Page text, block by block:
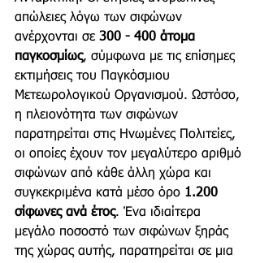
απώλειες λόγω των σιφώνων
ανέρχονται σε 300 - 400 άτομα
παγκοσμίως, σύμφωνα με τις επίσημες
εκτιμήσεις του Παγκόσμιου
Μετεωρολογικού Οργανισμού. Ωστόσο,
η πλειονότητα των σιφώνων
παρατηρείται στις Ηνωμένες Πολιτείες,
οι οποίες έχουν τον μεγαλύτερο αριθμό
σιφώνων από κάθε άλλη χώρα και
συγκεκριμένα κατά μέσο όρο 1.200
σίφωνες ανά έτος. Ένα ιδιαίτερα
μεγάλο ποσοστό των σιφώνων ξηράς
της χώρας αυτής, παρατηρείται σε μια